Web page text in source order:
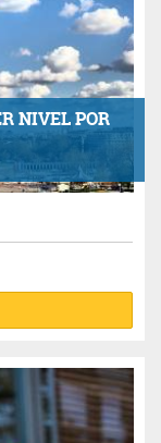
NIVEL POR